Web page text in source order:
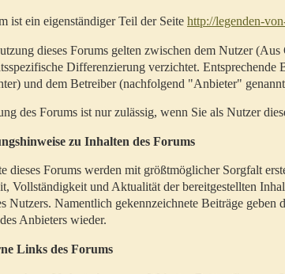
ist ein eigenständiger Teil der Seite http://legenden-
dieses Forums gelten zwischen dem Nutzer
Differenzierung verzichtet.
und dem Betreiber (nachfolgend "Anbieter"
des Forums ist nur zulässig, wenn Sie als Nutzer
zu Inhalten des Forums
dieses Forums werden mit größtmöglicher Sorgfalt
Vollständigkeit und Aktualität der bereitgestellten
Nutzers. Namentlich gekennzeichnete Beiträge
Anbieters wieder.
Links des Forums